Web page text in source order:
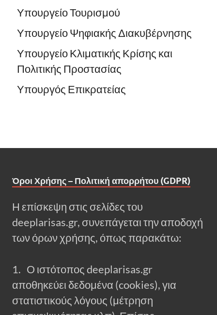
Υπουργείο Τουρισμού
Υπουργείο Ψηφιακής Διακυβέρνησης
Υπουργείο Κλιματικής Κρίσης και
Πολιτικής Προστασίας
Υπουργός Επικρατείας
Όροι Χρήσης – Πολιτική απορρήτου (GDPR)
Η επίσκεψη στις σελίδες του
deeplarisas.gr, συνεπάγεται την αποδοχή
των όρων χρήσης, όπως παρακάτω:
1. Ο ιστότοπος deeplarisas.gr
αποθηκεύει δεδομένα (cookies), για
στατιστικούς λόγους (μέτρηση